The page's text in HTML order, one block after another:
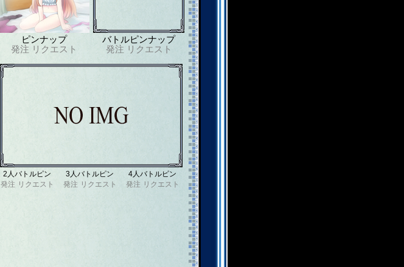
ピンナップ
発注 リクエスト
バトルピンナップ
発注 リクエスト
2人バトルピン
発注 リクエスト
3人バトルピン
発注 リクエスト
4人バトルピン
発注 リクエスト